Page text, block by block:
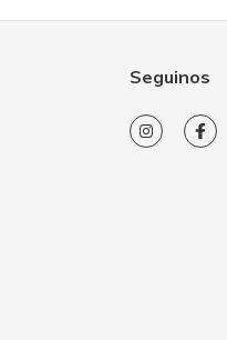
Seguinos